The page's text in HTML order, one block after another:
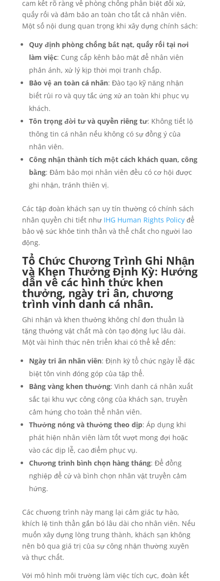
cam kết rõ ràng về phòng chống phân biệt đối xử,
quấy rối và đảm bảo an toàn cho tất cả nhân viên.
Một số nội dung quan trọng khi xây dựng chính sách:
Quy định phòng chống bắt nạt, quấy rối tại nơi
làm việc: Cung cấp kênh bảo mật để nhân viên
phản ánh, xử lý kịp thời mọi tranh chấp.
Bảo vệ an toàn cá nhân: Đào tạo kỹ năng nhận
biết rủi ro và quy tắc ứng xử an toàn khi phục vụ
khách.
Tôn trọng đời tư và quyền riêng tư: Không tiết lộ
thông tin cá nhân nếu không có sự đồng ý của
nhân viên.
Công nhận thành tích một cách khách quan, công
bằng: Đảm bảo mọi nhân viên đều có cơ hội được
ghi nhận, tránh thiên vị.
Các tập đoàn khách sạn uy tín thường có chính sách
nhân quyền chi tiết nhưIHG Human Rights Policyđể
bảo vệ sức khỏe tinh thần và thể chất cho người lao
động.
Tổ Chức Chương Trình Ghi Nhận
và Khen Thưởng Định Kỳ: Hướng
dẫn về các hình thức khen
thưởng, ngày tri ân, chương
trình vinh danh cá nhân.
Ghi nhận và khen thưởng không chỉ đơn thuần là
tặng thưởng vật chất mà còn tạo động lực lâu dài.
Một vài hình thức nên triển khai có thể kể đến:
Ngày tri ân nhân viên: Định kỳ tổ chức ngày lễ đặc
biệt tôn vinh đóng góp của tập thể.
Bảng vàng khen thưởng: Vinh danh cá nhân xuất
sắc tại khu vực công cộng của khách sạn, truyền
cảm hứng cho toàn thể nhân viên.
Thưởng nóng và thưởng theo dịp: Áp dụng khi
phát hiện nhân viên làm tốt vượt mong đợi hoặc
vào các dịp lễ, cao điểm phục vụ.
Chương trình bình chọn hàng tháng: Để đồng
nghiệp để cử và bình chọn nhân vật truyền cảm
hứng.
Các chương trình này mang lại cảm giác tự hào,
khích lệ tinh thần gắn bó lâu dài cho nhân viên. Nếu
muốn xây dựng lòng trung thành, khách sạn không
nên bỏ qua giá trị của sự công nhận thường xuyên
và thực chất.
Với mô hình môi trường làm việc tích cực, đoàn kết